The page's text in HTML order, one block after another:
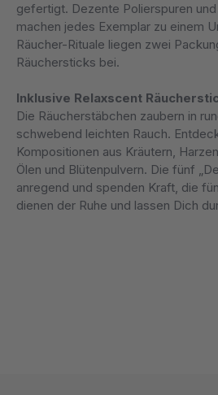
gefertigt. Dezente Polierspuren
machen jedes Exemplar zu einem
Räucher-Rituale liegen zwei
Räuchersticks bei.
Inklusive Relaxscent
Die Räucherstäbchen zaubern in
schwebend leichten Rauch.
Kompositionen aus Kräutern,
Ölen und Blütenpulvern. Die fünf
anregend und spenden Kraft, die
dienen der Ruhe und lassen Dich